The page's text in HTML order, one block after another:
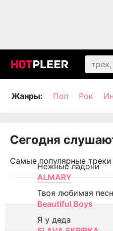
Жанры: Поп Рок
Сегодня
Самые популярные треки
Нежные ладони
ALMARY
Твоя любимая
Beautiful Boys
Я у деда